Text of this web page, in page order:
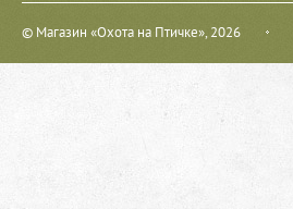
© Магазин «Охота на Птичке», 2026